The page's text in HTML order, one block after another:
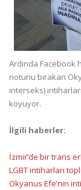
Ardında Facebook
notunu bırakan
interseks)
koyuyor.
İlgili haberler:
İzmir’de bir trans
LGBT intiharları
Okyanus Efe’nin